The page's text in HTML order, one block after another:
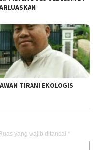
TIRANI EKOLOGIS
yang wajib ditandai *